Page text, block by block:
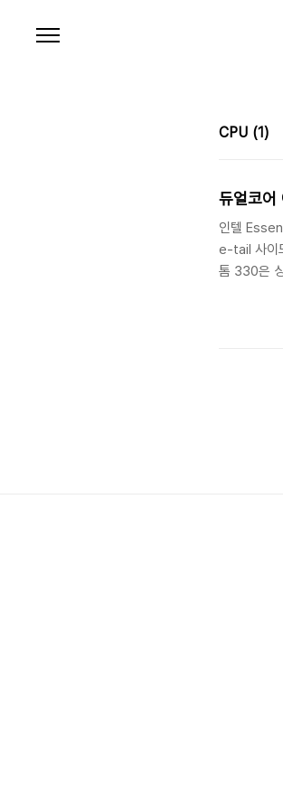
CPU (1)
듀얼코어
인텔
e-tail 사이
톰 330은